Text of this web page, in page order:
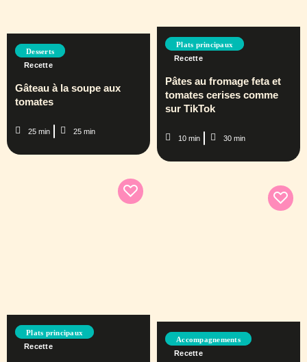
Desserts
Recette
Gâteau à la soupe aux
tomates
25 min 25 min
Plats principaux
Recette
Pâtes au fromage feta et
tomates cerises comme
sur TikTok
10 min 30 min
Plats principaux
Recette
Accompagnements
Recette